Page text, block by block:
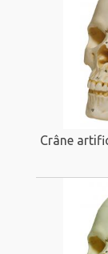
Crâne